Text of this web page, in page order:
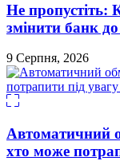
Не пропустіть:
змінити банк
9 Серпня, 2026
Автоматичний
хто може